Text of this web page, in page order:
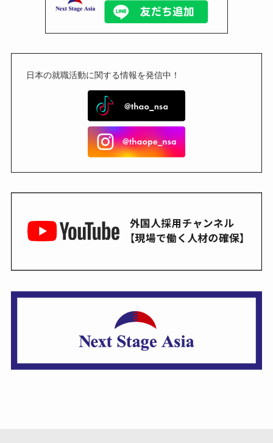
日本の就職活動に関する情報を発信中！